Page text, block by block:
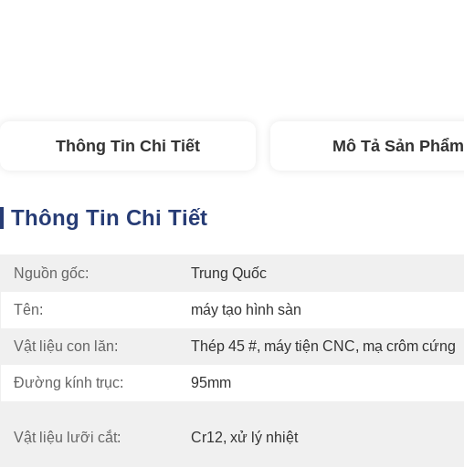
Thông Tin Chi Tiết Mô Tả Sản Phẩm
Thông Tin Chi Tiết
Nguồn gốc: Trung Quốc
Tên: máy tạo hình sàn
Vật liệu con lăn: Thép 45 #, máy tiện CNC, mạ crôm cứng
Đường kính trục: 95mm
Vật liệu lưỡi cắt: Cr12, xử lý nhiệt